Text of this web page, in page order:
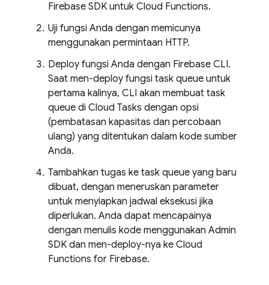
Firebase SDK untuk Cloud Functions.
Uji fungsi Anda dengan memicunya
menggunakan permintaan HTTP.
Deploy fungsi Anda dengan Firebase CLI.
Saat men-deploy fungsi task queue untuk
pertama kalinya, CLI akan membuat task
queue di Cloud Tasks dengan opsi
(pembatasan kapasitas dan percobaan
ulang) yang ditentukan dalam kode sumber
Anda.
Tambahkan tugas ke task queue yang baru
dibuat, dengan meneruskan parameter
untuk menyiapkan jadwal eksekusi jika
diperlukan. Anda dapat mencapainya
dengan menulis kode menggunakan Admin
SDK dan men-deploy-nya ke Cloud
Functions for Firebase.